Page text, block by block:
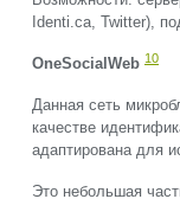
Identi.ca, Twitter),
OneSocialWeb 10
Данная сеть
качестве
адаптирована для
Это небольшая